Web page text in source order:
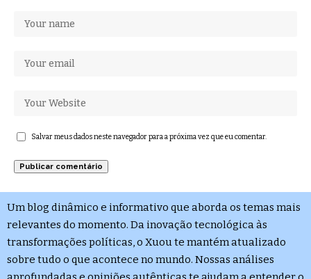
Salvar meus dados neste navegador para a próxima vez que eu comentar.
Um blog dinâmico e informativo que aborda os temas mais
relevantes do momento. Da inovação tecnológica às
transformações políticas, o Xuou te mantém atualizado
sobre tudo o que acontece no mundo. Nossas análises